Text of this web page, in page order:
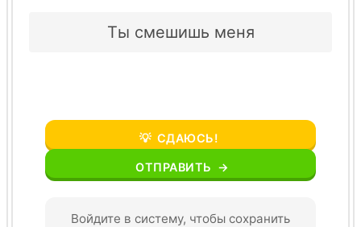
Ты смешишь меня
💡 СДАЮСЬ!
ОТПРАВИТЬ →
Войдите в систему, чтобы сохранить